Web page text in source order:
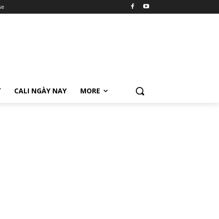
CALI NGÀY NAY MORE